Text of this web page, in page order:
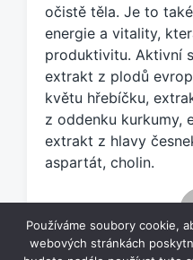
m
:
očistě těla. Je to
energie a vitality,
produktivitu. Aktivní
extrakt z plodů
květu hřebíčku,
z oddenku kurkumy,
extrakt z hlavy
aspartát, cholin.
Používáme soubory cookie,
webových stránkách